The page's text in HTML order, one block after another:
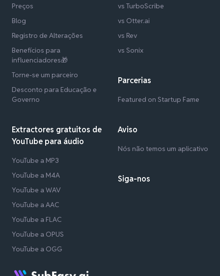
Preços
Blog
Registro de Alterações
Benefícios para
influenciadores🎁
Torne-se um parceiro
Desconto para Educação e
Governo
Extractores gratuitos de
YouTube para áudio
YouTube a MP3
YouTube a M4A
YouTube a WAV
YouTube a AAC
YouTube a FLAC
YouTube a OPUS
YouTube a OGG
vs TurboScribe
vs Otter.ai
vs Rev
vs Sonix
Parcerias
Featured on Startup Fame
Aviso
Nós não temos um aplicativo
Siga-nos